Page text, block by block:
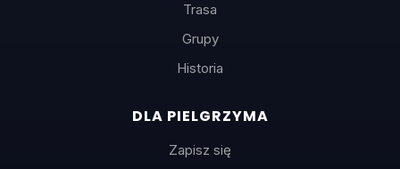
Trasa
Grupy
Historia
DLA PIELGRZYMA
Zapisz się